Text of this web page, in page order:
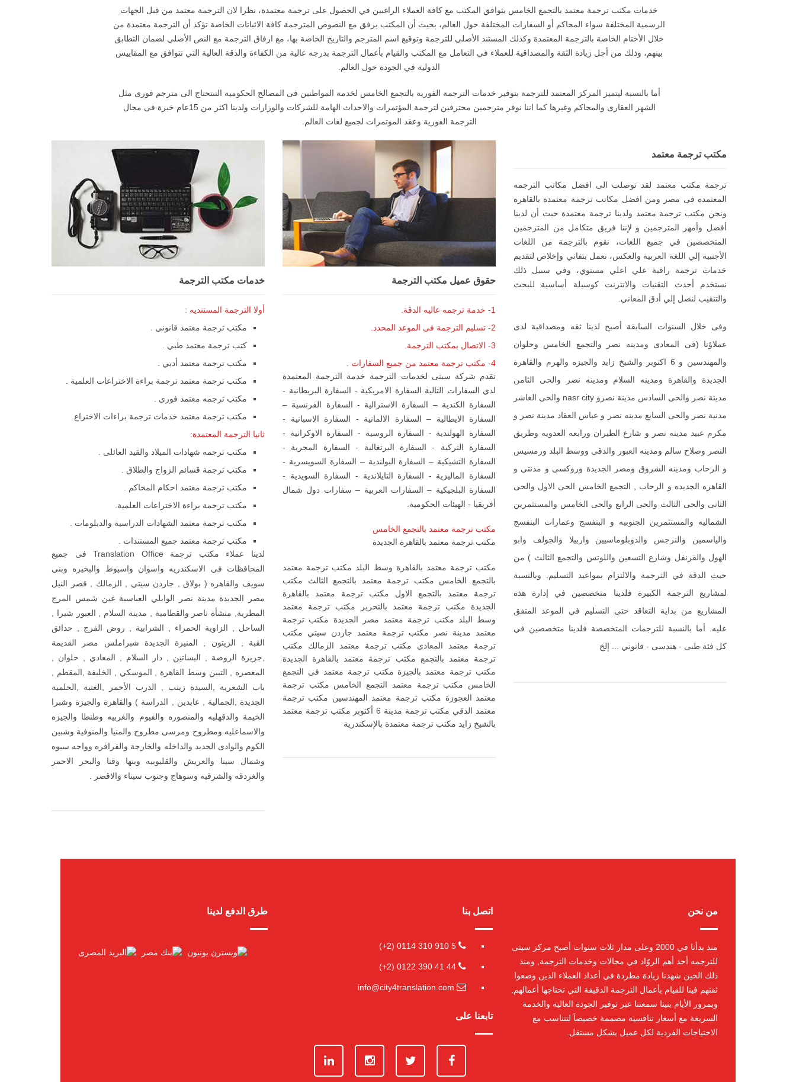
خدمات مكتب ترجمة معتمد بالتجمع الخامس يتوافق المكتب مع كافة العملاء الراغبين في الحصول على ترجمة معتمدة، نظرا لان الترجمة معتمد من قبل الجهات
الرسمية المختلفة سواء المحاكم أو السفارات المختلفة حول العالم، بحيث أن المكتب يرفق مع النصوص المترجمة كافة الاثباتات الخاصة تؤكد أن الترجمة معتمدة من
خلال الأختام الخاصة بالترجمة المعتمدة وكذلك المستند الأصلي للترجمة وتوقيع اسم المترجم والتاريخ الخاصة بها، مع ارفاق الترجمة مع النص الأصلي لضمان التطابق
بينهم، وذلك من أجل زيادة الثقة والمصداقية للعملاء في التعامل مع المكتب والقيام بأعمال الترجمة بدرجه عالية من الكفاءة والدقة العالية التي تتوافق مع المقاييس
الدولية في الجودة حول العالم.
أما بالنسبة ليتميز المركز المعتمد للترجمة بتوفير خدمات الترجمة الفورية بالتجمع الخامس لخدمة المواطنين فى المصالح الحكومية التىتحتاج الى مترجم فورى مثل
الشهر العقارى والمحاكم وغيرها كما اننا نوفر مترجمين محترفين لترجمة المؤتمرات والاحداث الهامة للشركات والوزارات ولدينا اكثر من 15عام خبرة فى مجال
الترجمة الفورية وعقد الموتمرات لجميع لغات العالم.
خدمات مكتب الترجمة
أولا الترجمة المستنديه :
مكتب ترجمة معتمد قانوني .
كتب ترجمة معتمد طبي .
مكتب ترجمة معتمد أدبي .
مكتب ترجمة معتمد ترجمة براءة الاختراعات العلمية .
مكتب ترجمه معتمد فوري .
مكتب ترجمة معتمد خدمات ترجمة براءات الاختراع.
ثانيا الترجمة المعتمدة:
مكتب ترجمه شهادات الميلاد والقيد العائلى .
مكتب ترجمة قسائم الزواج والطلاق .
مكتب ترجمة معتمد احكام المحاكم .
مكتب ترجمة براءة الاختراعات العلمية.
مكتب ترجمة معتمد الشهادات الدراسية والدبلومات .
مكتب ترجمة معتمد جميع المستندات .
لدينا عملاء مكتب ترجمة Translation Office فى جميع
المحافظات فى الاسكندريه واسوان واسيوط والبحيره وبنى
سويف والقاهره ( بولاق , جاردن سيتي , الزمالك , قصر النيل
مصر الجديدة مدينة نصر الوايلي العباسية عين شمس المرج
المطرية, منشأة ناصر والقطامية , مدينة السلام , العبور شبرا ,
الساحل , الزاوية الحمراء , الشرابية , روض الفرج , حدائق
القبة , الزيتون , المنيرة الجديدة شبراملس مصر القديمة
,جزيرة الروضة , البساتين , دار السلام , المعادي , حلوان ,
المعصره , التبين وسط القاهرة , الموسكي , الخليفة ,المقطم ,
باب الشعرية ,السيدة زينب , الدرب الأحمر ,العتبة ,الحلمية
الجديدة ,الجمالية , عابدين , الدراسة ) والقاهرة والجيزة وشبرا
الخيمة والدقهليه والمنصوره والفيوم والغربيه وطنطا والجيزه
والاسماعليه ومطروح ومرسى مطروح والمنيا والمنوفية وشبين
الكوم والوادى الجديد والداخله والخارجة والفرافره وواحه سيوه
وشمال سينا والعريش والقليوبيه وبنها وقنا والبحر الاحمر
والغردقه والشرقيه وسوهاج وجنوب سيناء والاقصر .
حقوق عميل مكتب الترجمة
1- خدمة ترجمه عاليه الدقة.
2- تسليم الترجمة فى الموعد المحدد.
3- الاتصال بمكتب الترجمة.
4- مكتب ترجمة معتمد من جميع السفارات .
تقدم شركة سيتى لخدمات الترجمة خدمة الترجمة المعتمدة
لدي السفارات التالية السفارة الامريكية - السفارة البريطانية -
السفارة الكندية – السفارة الاسترالية - السفارة الفرنسية –
السفارة الايطالية – السفارة الالمانية - السفارة الاسبانية -
السفارة الهولندية - السفارة الروسية - السفارة الاوكرانية -
السفارة التركية - السفارة البرتغالية - السفارة المجرية -
السفارة التشيكية – السفارة البولندية – السفارة السويسرية -
السفارة الماليزية - السفارة التايلاندية - السفارة السويدية -
السفارة البلجيكية – السفارات العربية – سفارات دول شمال
أفريقيا - الهيئات الحكومية.
مكتب ترجمة معتمد بالتجمع الخامس
مكتب ترجمة معتمد بالقاهرة الجديدة
مكتب ترجمة معتمد بالقاهرة وسط البلد مكتب ترجمة معتمد
بالتجمع الخامس مكتب ترجمة معتمد بالتجمع الثالث مكتب
ترجمة معتمد بالتجمع الاول مكتب ترجمة معتمد بالقاهرة
الجديدة مكتب ترجمة معتمد بالتحرير مكتب ترجمة معتمد
وسط البلد مكتب ترجمة معتمد مصر الجديدة مكتب ترجمة
معتمد مدينة نصر مكتب ترجمة معتمد جاردن سيتي مكتب
ترجمة معتمد المعادي مكتب ترجمة معتمد الزمالك مكتب
ترجمة معتمد بالتجمع مكتب ترجمة معتمد بالقاهرة الجديدة
مكتب ترجمة معتمد بالجيزة مكتب ترجمة معتمد فى التجمع
الخامس مكتب ترجمة معتمد التجمع الخامس مكتب ترجمة
معتمد العجوزة مكتب ترجمة معتمد المهندسين مكتب ترجمة
معتمد الدقي مكتب ترجمة مدينة 6 أكتوبر مكتب ترجمة معتمد
بالشيخ زايد مكتب ترجمة معتمدة بالإسكندرية
مكتب ترجمة معتمد
ترجمة مكتب معتمد لقد توصلت الى افضل مكاتب الترجمه
المعتمده فى مصر ومن افضل مكاتب ترجمة معتمدة بالقاهرة
ونحن مكتب ترجمة معتمد ولدينا ترجمة معتمدة حيث أن لدينا
أفضل وأمهر المترجمين و لإننا فريق متكامل من المترجمين
المتخصصين في جميع اللغات، نقوم بالترجمة من اللغات
الأجنبية إلي اللغة العربية والعكس، نعمل بتفاني وإخلاص لتقديم
خدمات ترجمة راقية علي اعلي مستوي، وفي سبيل ذلك
نستخدم أحدث التقنيات والانترنت كوسيلة أساسية للبحث
والتنقيب لنصل إلي أدق المعاني.
وفى خلال السنوات السابقة أصبح لدينا ثقه ومصداقية لدى
عملاؤنا (فى المعادى ومدينه نصر والتجمع الخامس وحلوان
والمهندسين و 6 اكتوبر والشيخ زايد والجيزه والهرم والقاهرة
الجديدة والقاهرة ومدينه السلام ومدينه نصر والحى الثامن
مدينة نصر والحى السادس مدينة نصرو nasr city والحى العاشر
مدنية نصر والحى السابع مدينه نصر و عباس العقاد مدينة نصر و
مكرم عبيد مدينه نصر و شارع الطيران ورابعه العدويه وطريق
النصر وصلاح سالم ومدينه العبور والدقى ووسط البلد ورمسيس
و الرحاب ومدينه الشروق ومصر الجديدة وروكسى و مدنتى و
القاهره الجديده و الرحاب , التجمع الخامس الحى الاول والحى
الثانى والحى الثالث والحى الرابع والحى الخامس والمستثمرين
الشماليه والمستثمرين الجنوبيه و البنفسج وعمارات البنفسج
والياسمين والنرجس والدوبلوماسيين واربيلا والجولف وابو
الهول والقرنفل وشارع التسعين واللوتس والتجمع الثالث ) من
حيث الدقة في الترجمة والالتزام بمواعيد التسليم. وبالنسبة
لمشاريع الترجمة الكبيرة فلدينا متخصصين في إدارة هذه
المشاريع من بداية التعاقد حتى التسليم في الموعد المتفق
عليه. أما بالنسبة للترجمات المتخصصة فلدينا متخصصين في
كل فئة طبى - هندسى - قانوني ... إلخ
طرق الدفع لدينا اتصل بنا
info@city4translation.com
تابعنا على
من نحن
منذ بدأنا في 2000 وعلى مدار ثلاث سنوات أصبح مركز سيتى
للترجمه أحد أهم الروّاد في مجالات وخدمات الترجمة, ومنذ
ذلك الحين شهدنا زيادة مطردة في أعداد العملاء الذين وضعوا
ثقتهم فينا للقيام بأعمال الترجمة الدقيقة التي تحتاجها أعمالهم,
وبمرور الأيام بنينا سمعتنا عبر توفير الجودة العالية والخدمة
السريعة مع أسعار تنافسية مصممة خصيصاَ لتتناسب مع
الاحتياجات الفردية لكل عميل بشكل مستقل.